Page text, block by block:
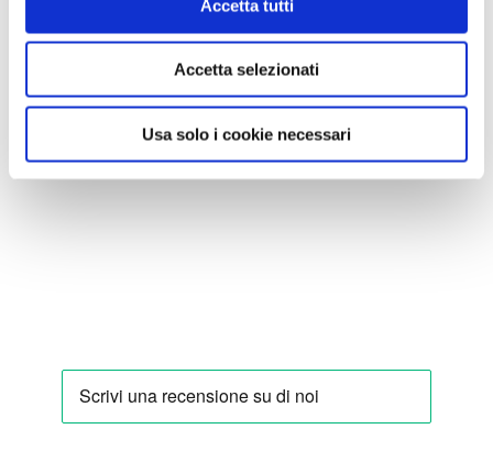
Accetta tutti
Accetta selezionati
Usa solo i cookie necessari